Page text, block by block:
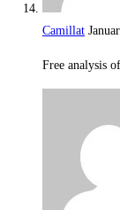
Camillat
Free analysis